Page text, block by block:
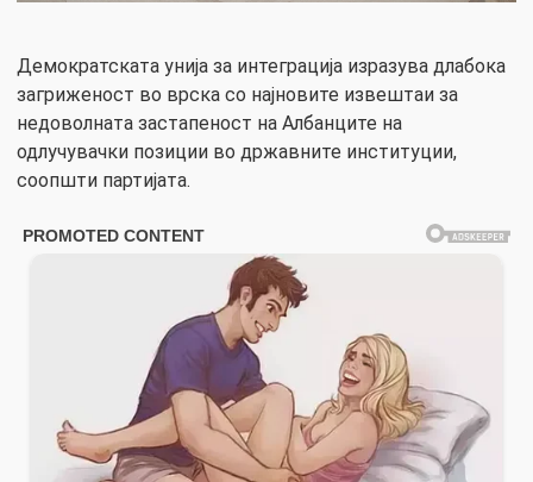
Демократската унија за интеграција изразува длабока
загриженост во врска со најновите извештаи за
недоволната застапеност на Албанците на
одлучувачки позиции во државните институции,
соопшти партијата.